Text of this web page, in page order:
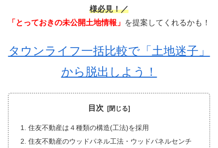
様必見！／
「とっておきの未公開土地情報」 を提案してくれるかも！
タウンライフ一括比較で「土地迷子」
から脱出しよう！
目次
住友不動産は４種類の構造(工法)を採用
住友不動産のウッドパネル工法・ウッドパネルセンチ